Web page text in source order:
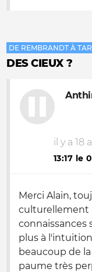
DE REMBRANDT À
DES CIEUX ?
il y a 18
13:17 le
Merci Alain,
culturellement
connaissances
plus à
beaucoup de
paume très